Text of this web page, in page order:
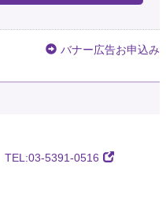
バナー広告お申込み
5391-0516